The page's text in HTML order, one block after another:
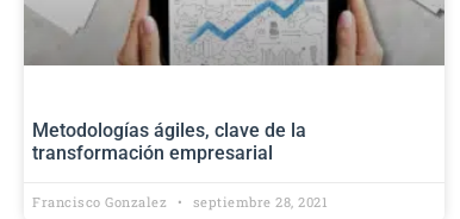
Metodologías ágiles, clave de la
transformación empresarial
Francisco Gonzalez septiembre 28, 2021